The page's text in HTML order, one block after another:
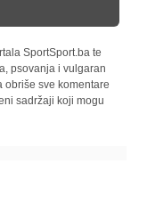
SportSport.ba te
psovanja i vulgaran
sve komentare
sadržaji koji mogu